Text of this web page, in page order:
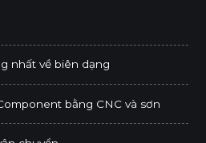
nhất về biên dạng
bằng CNC và sơn